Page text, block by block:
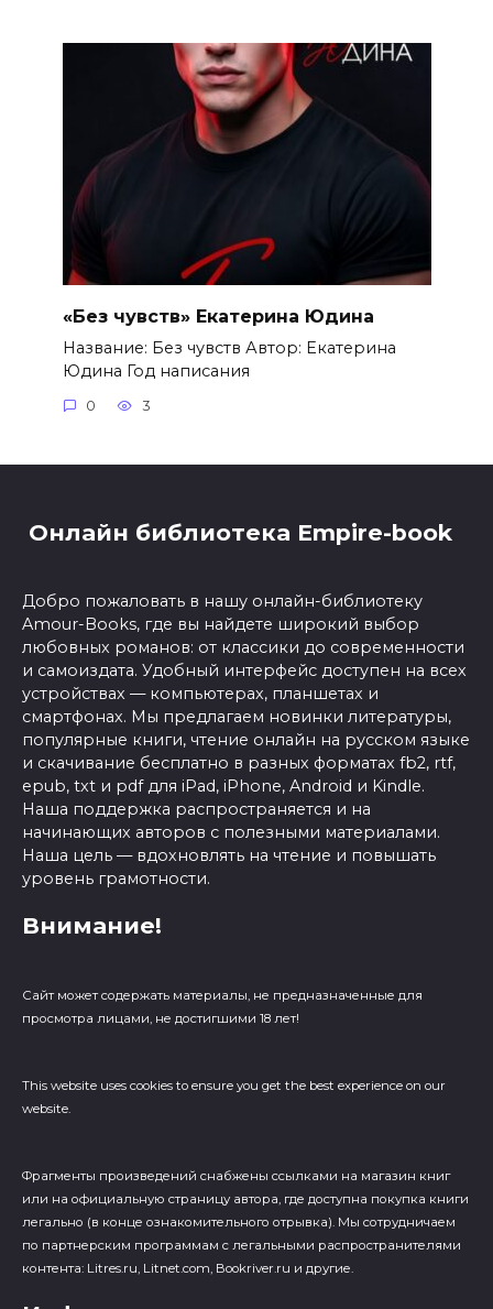
«Без чувств» Екатерина Юдина
Название: Без чувств Автор: Екатерина
Юдина Год написания
0 3
Онлайн библиотека Empire-book
Добро пожаловать в нашу онлайн-библиотеку
Amour-Books, где вы найдете широкий выбор
любовных романов: от классики до современности
и самоиздата. Удобный интерфейс доступен на всех
устройствах — компьютерах, планшетах и
смартфонах. Мы предлагаем новинки литературы,
популярные книги, чтение онлайн на русском языке
и скачивание бесплатно в разных форматах fb2, rtf,
epub, txt и pdf для iPad, iPhone, Android и Kindle.
Наша поддержка распространяется и на
начинающих авторов с полезными материалами.
Наша цель — вдохновлять на чтение и повышать
уровень грамотности.
Внимание!
Сайт может содержать материалы, не предназначенные для
просмотра лицами, не достигшими 18 лет!
This website uses cookies to ensure you get the best experience on our
website.
Фрагменты произведений cнабжены ссылками на магазин книг
или на официальную страницу автора, где доступна покупка книги
легально (в конце ознакомительного отрывка). Мы сотрудничаем
по партнерским программам с легальными распространителями
контента: Litres.ru, Litnet.com, Bookriver.ru и другие.